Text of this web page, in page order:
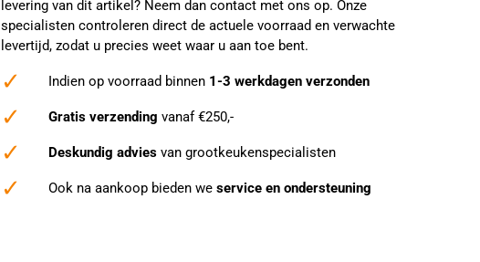
levering van dit artikel? Neem dan contact met ons op. Onze
specialisten controleren direct de actuele voorraad en verwachte
levertijd, zodat u precies weet waar u aan toe bent.
✓ Indien op voorraad binnen 1-3 werkdagen verzonden
✓ Gratis verzending vanaf €250,-
✓ Deskundig advies van grootkeukenspecialisten
✓ Ook na aankoop bieden weservice en ondersteuning